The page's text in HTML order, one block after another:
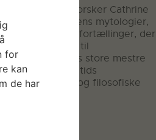
I sin kunst udforsker Cathrine
Raben Davidsens mytologier,
traditioner og fortællinger, der
trækker tråde til
kunsthistoriens store mestre
såvel som vor tids
eksistentielle og filosofiske
for
kan
de har